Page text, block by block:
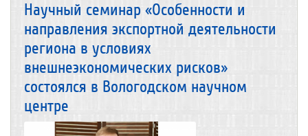
Научный семинар «Особенности и
направления экспортной деятельности
региона в условиях
внешнеэкономических рисков»
состоялся в Вологодском научном
центре